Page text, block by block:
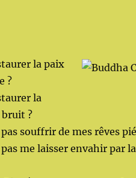
la paix
?
la
bruit ?
souffrir de mes rêves
me laisser envahir par